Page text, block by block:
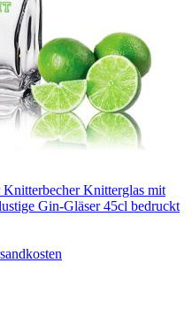
Knitterbecher Knitterglas mit
Gin-Gläser 45cl bedruckt